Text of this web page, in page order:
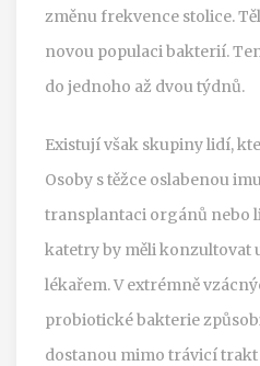
změnu frekvence stolice.
novou populaci bakterií.
do jednoho až dvou týdnů.
Existují však skupiny lidí,
Osoby s těžce oslabenou
transplantaci orgánů nebo
katetry by měli konzultovat
lékařem. V extrémně
probiotické bakterie
dostanou mimo trávicí trakt